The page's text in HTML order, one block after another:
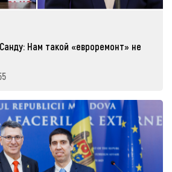
Нам такой «евроремонт» не